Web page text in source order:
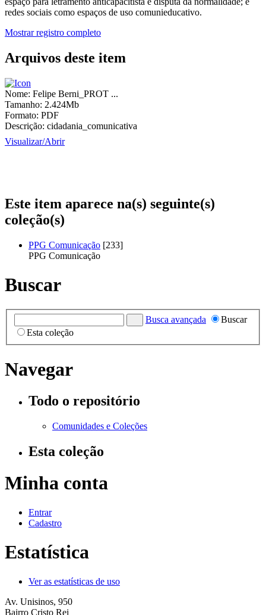
redes sociais como espaços de uso comunieducativo.
Mostrar registro completo
Arquivos deste item
Nome: Felipe Berni_PROT ...
Tamanho: 2.424Mb
Formato: PDF
Descrição: cidadania_comunicativa
Visualizar/Abrir
Este item aparece na(s) seguinte(s)
coleção(s)
PPG Comunicação [233]
PPG Comunicação
Buscar
Busca avançada
Buscar
Esta coleção
Navegar
Todo o repositório
Comunidades e Coleções
Esta coleção
Minha conta
Entrar
Cadastro
Estatística
Ver as estatísticas de uso
Av. Unisinos, 950
Bairro Cristo Rei